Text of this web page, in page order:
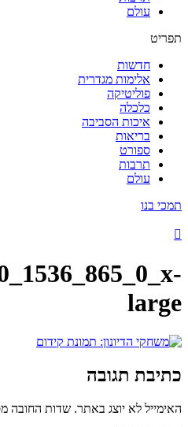
עולם
חדשות
אלימות מגדרית
פוליטיקה
כלכלה
איכות הסביבה
בריאות
ספורט
תרבות
עולם
בנו
תגובה
לא יוצג באתר. שדות החובה